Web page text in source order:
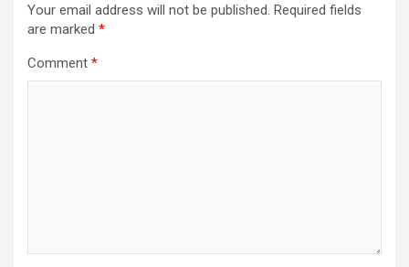
Your email address will not be published. Required fields
are marked *
Comment *